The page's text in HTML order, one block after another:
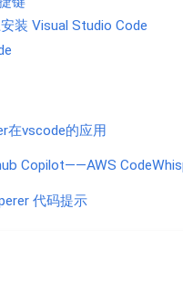
装 Visual Studio Code
在vscode的应用
Copilot——AWS
代码提示